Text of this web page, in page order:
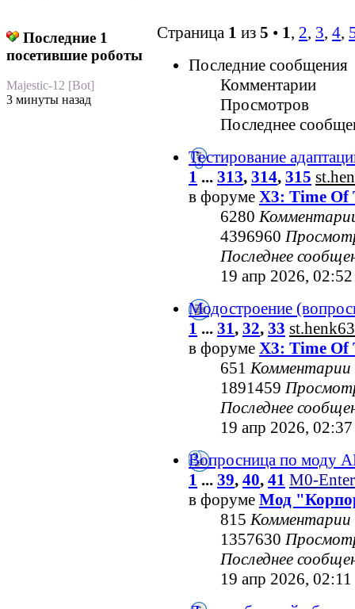
Последние 1
посетившие роботы
Majestic-12 [Bot]
3 минуты назад
Страница 1 из 5 • 1, 2, 3, 4,
Последние сообщения
Комментарии
Просмотров
Последнее
Тестирование
1 ... 313, 314, 315
в форуме X3: Time Of
6280
4396960
Последнее
19 апр 2026, 02:52
Модостроение
1 ... 31, 32, 33 st.henk63
в форуме X3: Time Of
651Комментарии
1891459
Последнее
19 апр 2026, 02:37
Вопросница по моду
1 ... 39, 40, 41 M0-
в форуме Мод
815Комментарии
1357630
Последнее
19 апр 2026, 02:11